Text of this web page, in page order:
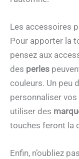
Les accessoires
Pour apporter la
pensez aux
des perles
couleurs. Un peu
personnaliser
utiliser des
touches feront la
Enfin, n’oubliez